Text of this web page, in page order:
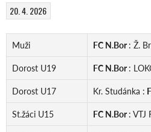
20. 4. 2026
Muži FC N.Bor: Ž.
Dorost U19 FC N.Bor:
Dorost U17 Kr. Studánka :
St.žáci U15 FC N.Bor: VTJ